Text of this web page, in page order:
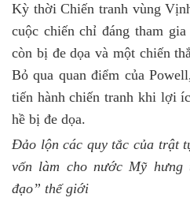
Kỳ thời Chiến tranh vùng
cuộc chiến chỉ đáng tham
còn bị đe dọa và một chiến
Bỏ qua quan điểm của
tiến hành chiến tranh khi lợi
hề bị đe dọa.
Đảo lộn các quy tắc của trật
vốn làm cho nước Mỹ
đạo” thế giới